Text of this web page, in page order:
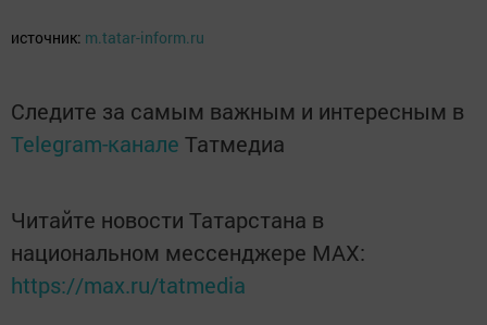
источник: m.tatar-inform.ru
Следите за самым важным и интересным в
Telegram-канале Татмедиа
Читайте новости Татарстана в
национальном мессенджере MАХ:
https://max.ru/tatmedia